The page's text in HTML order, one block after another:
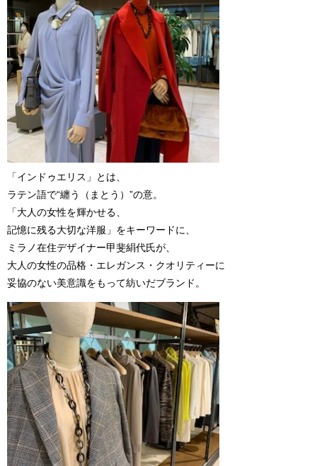
「インドゥエリス」とは、
ラテン語で“纏う（まとう）”の意。
「大人の女性を輝かせる、
記憶に残る大切な洋服」をキーワードに、
ミラノ在住デザイナー甲斐絹代氏が、
大人の女性の品格・エレガンス・クオリティーに
妥協のない美意識をもって紡いだブランド。